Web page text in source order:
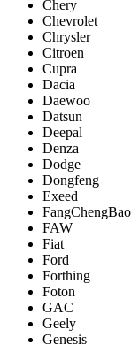
Chery
Chevrolet
Chrysler
Citroen
Cupra
Dacia
Daewoo
Datsun
Deepal
Denza
Dodge
Dongfeng
Exeed
FangChengBao
FAW
Fiat
Ford
Forthing
Foton
GAC
Geely
Genesis